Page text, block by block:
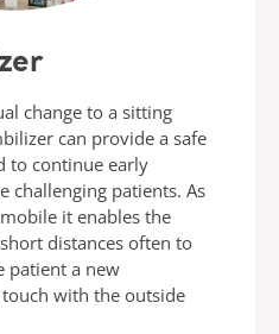
change to a sitting
can provide a safe
to continue early
challenging patients. As
it enables the
distances often to
patient a new
with the outside